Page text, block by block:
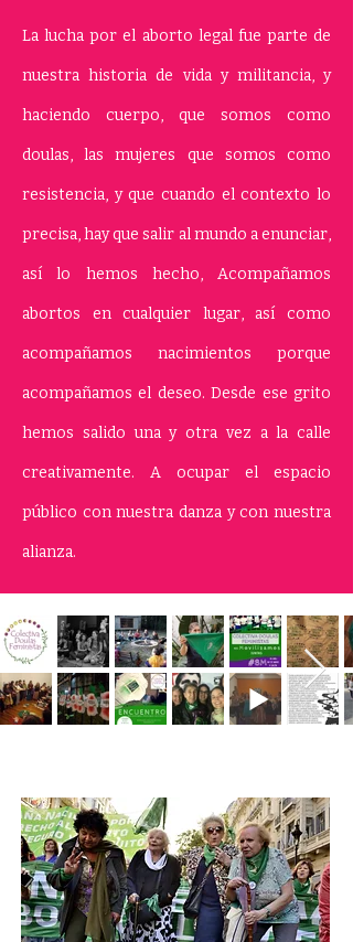
La lucha por el aborto legal fue parte de
nuestra historia de vida y militancia, y
haciendo cuerpo, que somos como
doulas, las mujeres que somos como
resistencia, y que cuando el contexto lo
precisa, hay que salir al mundo a enunciar,
así lo hemos hecho, Acompañamos
abortos en cualquier lugar, así como
acompañamos nacimientos porque
acompañamos el deseo. Desde ese grito
hemos salido una y otra vez a la calle
creativamente. A ocupar el espacio
público con nuestra danza y con nuestra
alianza.